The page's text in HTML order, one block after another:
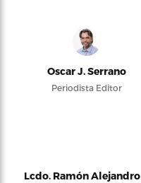
Oscar J. Serrano
Periodista Editor
Lcdo. Ramón Alejandro